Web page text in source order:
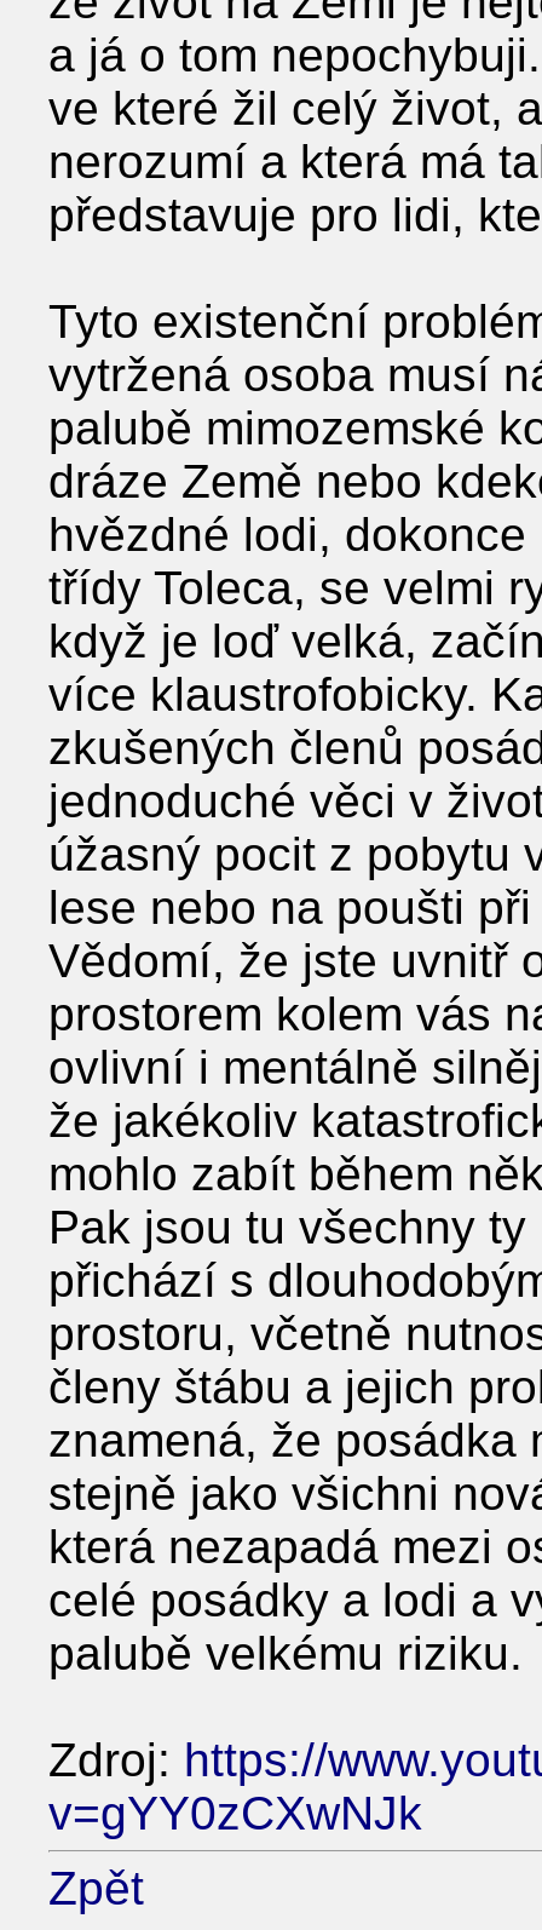
a já o tom
ve které žil celý život,
nerozumí a která má
představuje pro lidi,
Tyto existenční
vytržená osoba musí
palubě mimozemské
dráze Země nebo
hvězdné lodi,
třídy Toleca, se velmi
když je loď velká,
více klaustrofobicky.
zkušených členů
jednoduché věci v
úžasný pocit z pobytu
lese nebo na poušti
Vědomí, že jste uvnitř
prostorem kolem vás
ovlivní i mentálně
že jakékoliv
mohlo zabít během
Pak jsou tu všechny
přichází s
prostoru, včetně
členy štábu a jejich
znamená, že posádka
stejně jako všichni
která nezapadá mezi
celé posádky a lodi a
palubě velkému riziku.
Zdroj: https://
v=gYY0zCXwNJk
Zpět